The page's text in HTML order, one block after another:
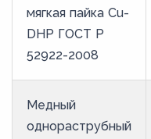
мягкая пайка Cu-
DHP ГОСТ Р
52922-2008
Медный
однораструбный